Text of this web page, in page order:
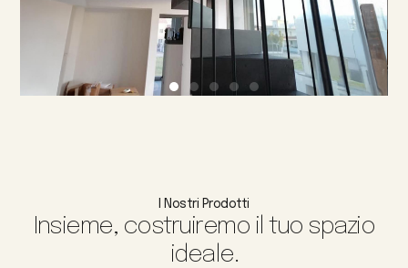
I Nostri Prodotti
Insieme, costruiremo il tuo spazio
ideale.